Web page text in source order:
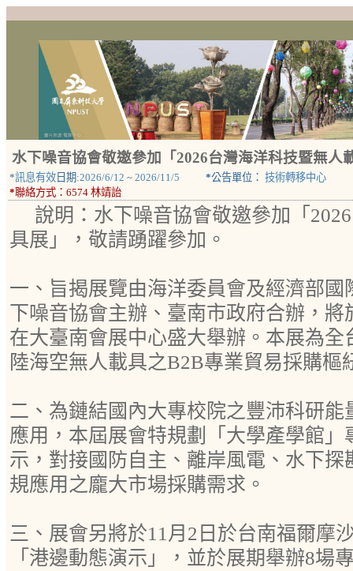
水下噪音協會敬邀參加「2026台灣海洋科技暨無人
*訊息有效 日期:2026/6/12 ~ 2026/11/5 *公告單位： 技術轉移中心
*聯絡方式： 6574 林靖詒
說明：水下噪音協會敬邀參加「
具展」，敬請踴躍參加。
一、旨揭展覽由海洋委員會及經濟部
下噪音協會主辦、臺南市政府合辦，
在大臺南會展中心盛大舉辦。本展為
陸海空無人載具之B2B專業貿易採購樞
二、為鏈結國內大專校院之豐沛科研
應用，本屆展會特規劃「大學產學館
示，對接國防自主、離岸風電、水下
規應用之龐大市場採購需求。
三、展會另將於11月2日於台南福爾摩
「港邊動態演示」，並於展期舉辦8場